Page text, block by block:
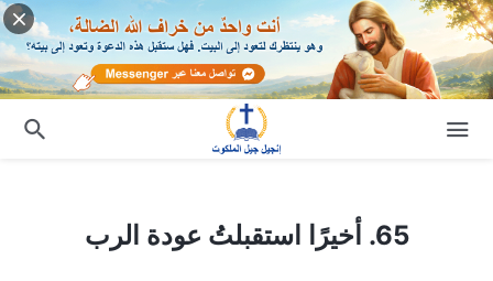
65. أخيرًا استقبلتُ عودة الرب